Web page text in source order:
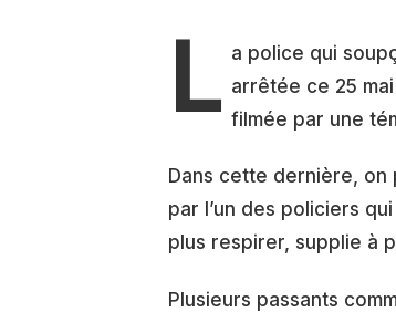
L a police qui
arrêtée ce 25
filmée par une
Dans cette dernière, on
par l’un des policiers
plus respirer, supplie à
Plusieurs passants